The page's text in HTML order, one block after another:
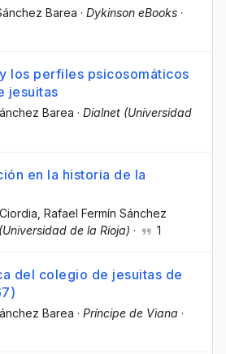
Barea · Dykinson eBooks ·
los perfiles psicosomáticos
jesuitas
Barea · Dialnet (Universidad
en la historia de la
, Rafael Fermín Sánchez
de la Rioja) · 1
del colegio de jesuitas de
Barea · Príncipe de Viana ·